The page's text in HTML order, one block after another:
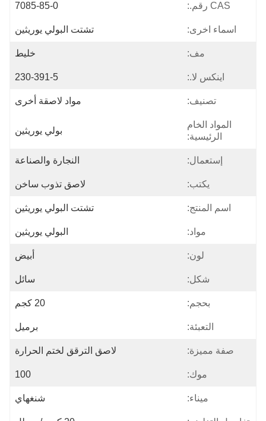
CAS رقم.: 7085-85-0
اسماء اخرى: تشتت البولي يوريثين
مف: خليط
اينكس لا.: 230-391-5
تصنيف: مواد لاصقة أخرى
المواد الخام
الرئيسية:
بولي يوريثين
إستعمال: النجارة والصناعة
يكتب: لاصق تذوب ساخن
اسم المنتج: تشتت البولي يوريثين
مواد: البولي يوريثين
لون: أبيض
شكل: سائل
بحجم: 20 كجم
التعبئة: برميل
صفة مميزة: لاصق الترقق لختم الحرارة
موك: 100
ميناء: شنغهاي